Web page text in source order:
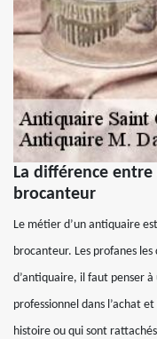
La différence
brocanteur
Le métier d’un antiquaire
brocanteur. Les profanes
d’antiquaire, il faut penser
professionnel dans l’achat
histoire ou qui sont